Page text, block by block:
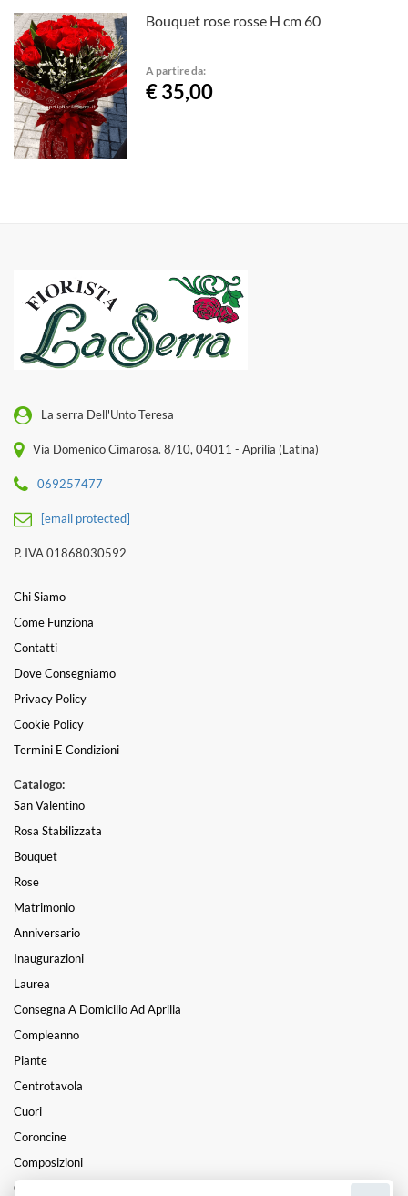
Bouquet rose rosse H cm 60
A partire da:
€ 35,00
La serra Dell'Unto Teresa
Via Domenico Cimarosa. 8/10, 04011 - Aprilia (Latina)
069257477
[email protected]
P. IVA 01868030592
Chi Siamo
Come Funziona
Contatti
Dove Consegniamo
Privacy Policy
Cookie Policy
Termini E Condizioni
Catalogo:
San Valentino
Rosa Stabilizzata
Bouquet
Rose
Matrimonio
Anniversario
Inaugurazioni
Laurea
Consegna A Domicilio Ad Aprilia
Compleanno
Piante
Centrotavola
Cuori
Coroncine
Composizioni
Cesti